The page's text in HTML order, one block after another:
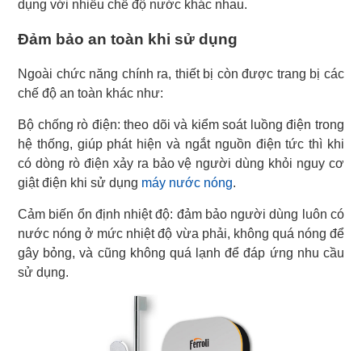
dụng với nhiều chế độ nước khác nhau.
Đảm bảo an toàn khi sử dụng
Ngoài chức năng chính ra, thiết bị còn được trang bị các
chế độ an toàn khác như:
Bộ chống rò điện: theo dõi và kiểm soát luồng điện trong
hệ thống, giúp phát hiện và ngắt nguồn điện tức thì khi
có dòng rò điện xảy ra bảo vệ người dùng khỏi nguy cơ
giật điện khi sử dụng máy nước nóng.
Cảm biến ổn định nhiệt độ: đảm bảo người dùng luôn có
nước nóng ở mức nhiệt độ vừa phải, không quá nóng để
gây bỏng, và cũng không quá lạnh để đáp ứng nhu cầu
sử dụng.